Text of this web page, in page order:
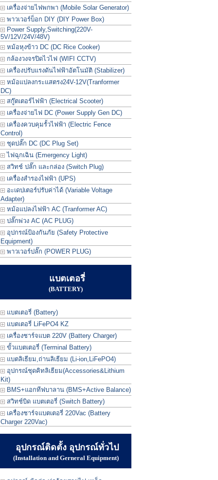
เครื่องจ่ายไฟพกพา (Mobile Solar Generator)
พาวเวอร์บ็อก DIY (DIY Power Box)
Power Supply,Switching(220V-
5V/12V/24V/48V)
หม้อหุงข้าว DC (DC Rice Cooker)
กล้องวงจรปิดไวไฟ (WIFI CCTV)
เครื่องปรับแรงดันไฟฟ้าอัตโนมัติ (Stabilizer)
หม้อแปลงกระแสตรง24V-12V(Tranformer
DC)
สกู๊ตเตอร์ไฟฟ้า (Electrical Scooter)
เครื่องจ่ายไฟ DC (Power Supply Gen DC)
เครื่องควบคุมรั้วไฟฟ้า (Electric Fence
Control)
ชุดปลั๊ก DC (DC Plug Set)
ไฟฉุกเฉิน (Emergency Light)
สวิทช์ ปลั๊ก และกล่อง (Switch Plug)
เครื่องสำรองไฟฟ้า (UPS)
อะเดปเตอร์ปรับค่าได้ (Variable Voltage
Adapter)
หม้อแปลงไฟฟ้า AC (Tranformer AC)
ปลั๊กพ่วง AC (AC PLUG)
อุปกรณ์ป้องกันภัย (Safety Protective
Equipment)
พาวเวอร์ปลั๊ก (POWER PLUG)
แบตเตอรี่
(BATTERY)
แบตเตอรี่ (Battery)
แบตเตอรี่ LiFePO4 KZ
เครื่องชาร์จแบต 220V (Battery Charger)
ขั้วแบตเตอรี่ (Terminal Battery)
แบตลิเธียม,ถ่านลิเธียม (Li-ion,LiFePO4)
อุปกรณ์ชุดคิทลิเธียม(Accessories&Lithium
Kit)
BMS+แอกทีฟบาลาน (BMS+Active Balance)
สวิทช์บิด แบตเตอรี่ (Switch Battery)
เครื่องชาร์จแบตเตอรี่ 220Vac (Battery
Charger 220Vac)
อุปกรณ์ติดตั้ง อุปกรณ์ทั่วไป
(Installation and Gerneral Equipment)